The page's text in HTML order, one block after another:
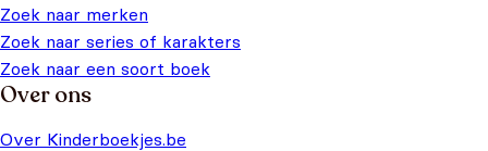
Zoek naar merken
Zoek naar series of karakters
Zoek naar een soort boek
Over ons
Over Kinderboekjes.be